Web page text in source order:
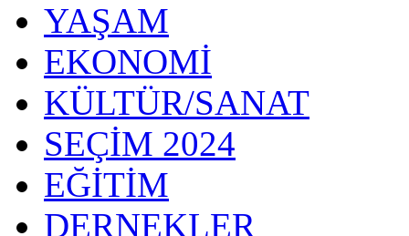
YAŞAM
EKONOMİ
KÜLTÜR/SANAT
SEÇİM 2024
EĞİTİM
DERNEKLER